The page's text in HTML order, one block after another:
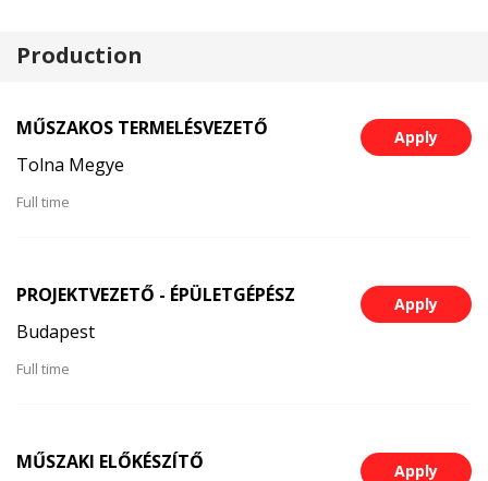
Production
Apply
MŰSZAKOS TERMELÉSVEZETŐ
Tolna Megye
Full time
Apply
PROJEKTVEZETŐ - ÉPÜLETGÉPÉSZ
Budapest
Full time
Apply
MŰSZAKI ELŐKÉSZÍTŐ